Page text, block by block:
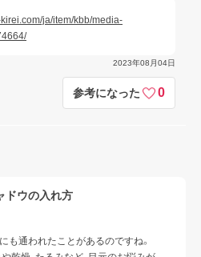
ja/item/kbb/media-
2023年08月04日
参考になった 0
ドウの入れ方
も通われたことがあるのですね。